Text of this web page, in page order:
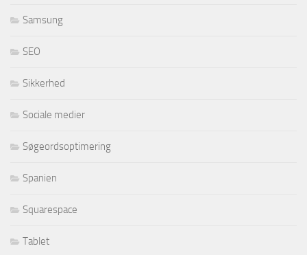
Samsung
SEO
Sikkerhed
Sociale medier
Søgeordsoptimering
Spanien
Squarespace
Tablet